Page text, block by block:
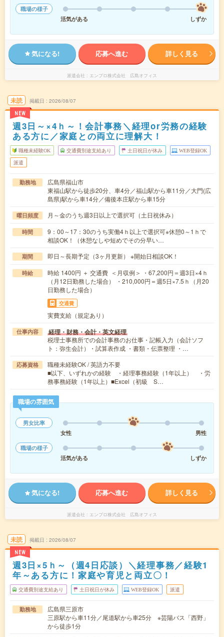
職場の様子
活気がある
しずか
気になる! 応募へ進む 詳しく見る
派遣会社 エンプロ株式会社 広島オフィス
未読
NEW
掲載日 2026/08/07
週3日～×4ｈ～！会計事務＼経理or労務の経験
ある方に／家庭との両立に理解大！
職種未経験OK 交通費別途支給あり 土日祝日が休み WEB登録OK
派遣
勤務地
広島県福山市
東福山駅から徒歩20分、車4分／福山駅から車11分／大門(広
島県)駅から車14分／備後本庄駅から車15分
曜日頻度 月～金のうち週3日以上で選択可（土日祝休み）
時間
9：00～17：30のうち実働4ｈ以上で選択可※休憩0～1ｈで
相談OK！（休憩なしや短めでその分早い…
期間 即日～長期予定（3ヶ月更新） ※開始日相談OK！
時給
時給 1400円 ＋ 交通費 ＜月収例＞ ・67,200円＝週3日×4ｈ
（月12日勤務した場合） ・210,000円＝週5日×7.5ｈ（月20
日勤務した場合）
交通費
実費支給（規定あり）
仕事内容 経理・財務・会計・英文経理
税理士事務所での会計事務のお仕事・記帳入力（会計ソフ
ト：弥生会計）・試算表作成 ・書類・伝票整理 ・…
応募資格
職種未経験OK / 英語力不要
■以下、いずれかの経験 ・経理事務経験（1年以上） ・労
務事務経験（1年以上）■Excel（初級 S…
職場の雰囲気
男女比率
女性
男性
職場の様子
活気がある
しずか
気になる! 応募へ進む 詳しく見る
派遣会社 エンプロ株式会社 広島オフィス
未読
NEW
掲載日 2026/08/07
週3日×5ｈ～（週4日応談）＼経理事務／経験1
年～ある方に！家庭や育児と両立〇！
交通費別途支給あり 土日祝日が休み WEB登録OK 派遣
勤務地
広島県三原市
三原駅から車11分／尾道駅から車25分 ※芸陽バス「西野」
から徒歩1分